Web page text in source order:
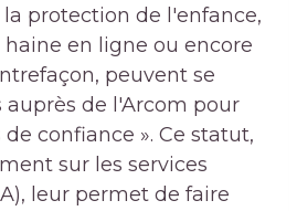
protection de l'enfance,
en ligne ou encore
peuvent se
de l'Arcom pour
confiance ». Ce statut,
sur les services
leur permet de faire